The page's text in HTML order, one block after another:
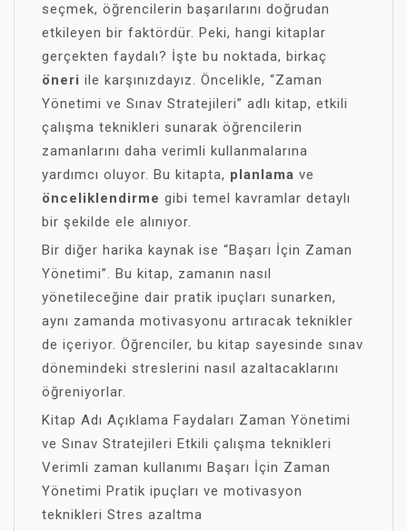
seçmek, öğrencilerin başarılarını doğrudan
etkileyen bir faktördür. Peki, hangi kitaplar
gerçekten faydalı? İşte bu noktada, birkaç
öneri ile karşınızdayız. Öncelikle, “Zaman
Yönetimi ve Sınav Stratejileri” adlı kitap, etkili
çalışma teknikleri sunarak öğrencilerin
zamanlarını daha verimli kullanmalarına
yardımcı oluyor. Bu kitapta, planlama ve
önceliklendirme gibi temel kavramlar detaylı
bir şekilde ele alınıyor.
Bir diğer harika kaynak ise “Başarı İçin Zaman
Yönetimi”. Bu kitap, zamanın nasıl
yönetileceğine dair pratik ipuçları sunarken,
aynı zamanda motivasyonu artıracak teknikler
de içeriyor. Öğrenciler, bu kitap sayesinde sınav
dönemindeki streslerini nasıl azaltacaklarını
öğreniyorlar.
Kitap Adı Açıklama Faydaları Zaman Yönetimi
ve Sınav Stratejileri Etkili çalışma teknikleri
Verimli zaman kullanımı Başarı İçin Zaman
Yönetimi Pratik ipuçları ve motivasyon
teknikleri Stres azaltma